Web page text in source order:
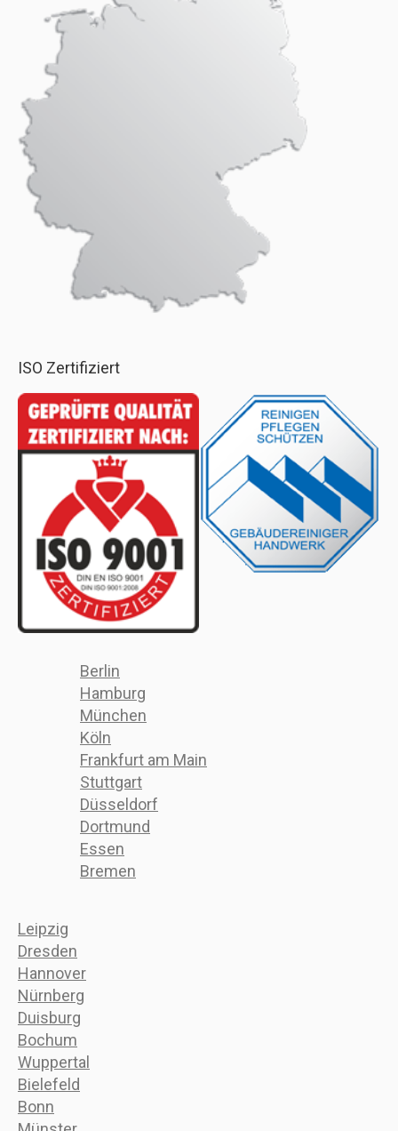
ISO Zertifiziert
Berlin
Hamburg
München
Köln
Frankfurt am Main
Stuttgart
Düsseldorf
Dortmund
Essen
Bremen
Leipzig
Dresden
Hannover
Nürnberg
Duisburg
Bochum
Wuppertal
Bielefeld
Bonn